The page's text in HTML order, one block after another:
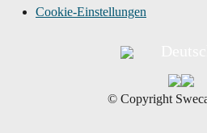
Cookie-Einstellungen
©︎ Copyright